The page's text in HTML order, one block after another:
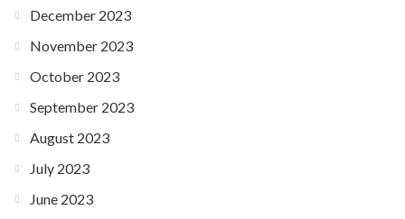
December 2023
November 2023
October 2023
September 2023
August 2023
July 2023
June 2023